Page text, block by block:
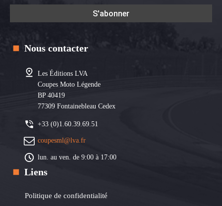
Nous contacter
Les Éditions LVA
Coupes Moto Légende
BP 40419
77309 Fontainebleau Cedex
+33 (0)1.60.39.69.51
coupesml@lva.fr
lun. au ven. de 9:00 à 17:00
Liens
Politique de confidentialité